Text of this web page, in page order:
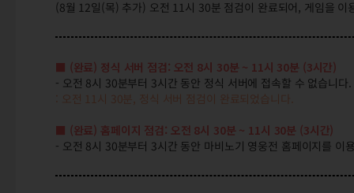
(8월 12일(목) 추가) 오전 11시 30분 점검이 완료되어, 게임을 이
■ (완료) 정식 서버 점검: 오전 8시 30분 ~ 11시 30분 (3시간)
- 오전 8시 30분부터 3시간 동안 정식 서버에 접속할 수 없습니다.
: 오전 11시 30분, 정식 서버 점검이 완료되었습니다.
■ (완료) 홈페이지 점검: 오전 8시 30분 ~ 11시 30분 (3시간)
- 오전 8시 30분부터 3시간 동안 마비노기 영웅전 홈페이지를 이